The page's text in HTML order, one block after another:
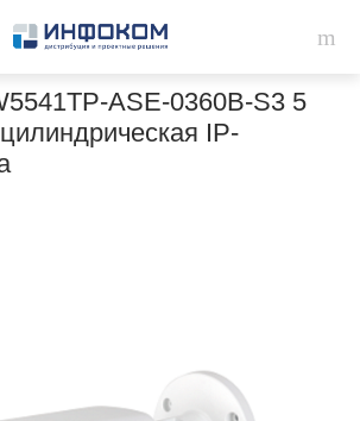
ASE-0360B-S3 5
IP-